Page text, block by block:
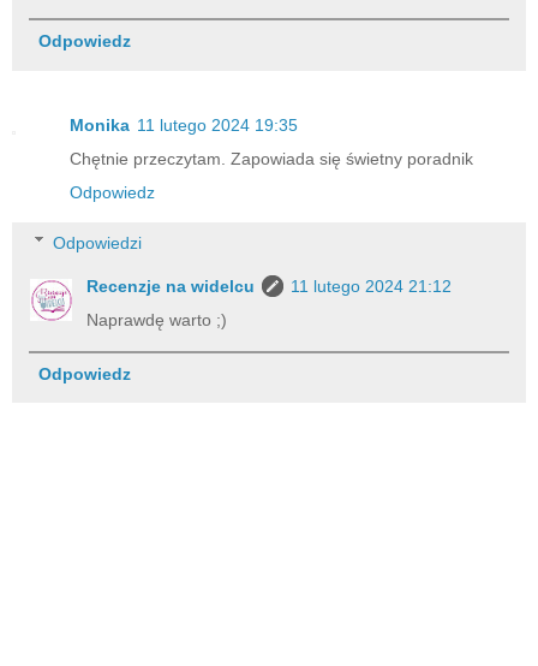
Odpowiedz
Monika 11 lutego 2024 19:35
Chętnie przeczytam. Zapowiada się świetny poradnik
Odpowiedz
Odpowiedzi
Recenzje na widelcu
11 lutego 2024 21:12
Naprawdę warto ;)
Odpowiedz